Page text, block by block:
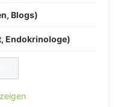
Blogs)
Endokrinologe)